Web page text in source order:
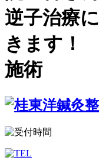
逆子治療
きます！
施術